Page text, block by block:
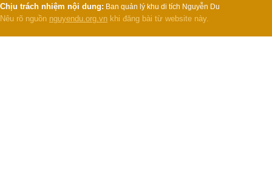
Chịu trách nhiệm nội dung: Ban quản lý khu di tích Nguyễn Du
Nêu rõ nguồn nguyendu.org.vn khi đăng bài từ website này.